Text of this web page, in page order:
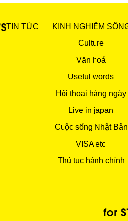
TIN TỨC
KINH NGHIỆM
Culture
Văn hoá
Useful words
Hội thoại hàng ngày
Live in japan
Cuộc sống Nhật Bản
VISA etc
Thủ tục hành chính